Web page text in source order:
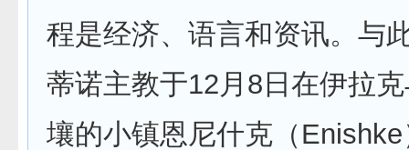
程是经济、语言和资讯。与
蒂诺主教于12月8日在伊拉
壤的小镇恩尼什克（